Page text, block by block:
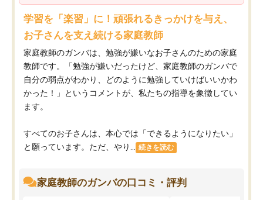
学習を「楽習」に！頑張れるきっかけを与え、
お子さんを支え続ける家庭教師
家庭教師のガンバは、勉強が嫌いなお子さんのための家庭
教師です。「勉強が嫌いだったけど、家庭教師のガンバで
自分の弱点がわかり、どのように勉強していけばいいかわ
かった！」というコメントが、私たちの指導を象徴してい
ます。
すべてのお子さんは、本心では「できるようになりたい」
と願っています。ただ、やり...
続きを読む
家庭教師のガンバの口コミ・評判